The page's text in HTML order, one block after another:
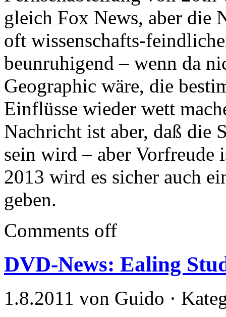
gleich Fox News, aber die
oft wissenschafts-
beunruhigend – wenn da
Geographic wäre, die
Einflüsse wieder wett
Nachricht ist aber, daß die
sein wird – aber Vorfreude
2013 wird es sicher auch
geben.
Comments off
DVD-News: Ealing
1.8.2011 von Guido ·